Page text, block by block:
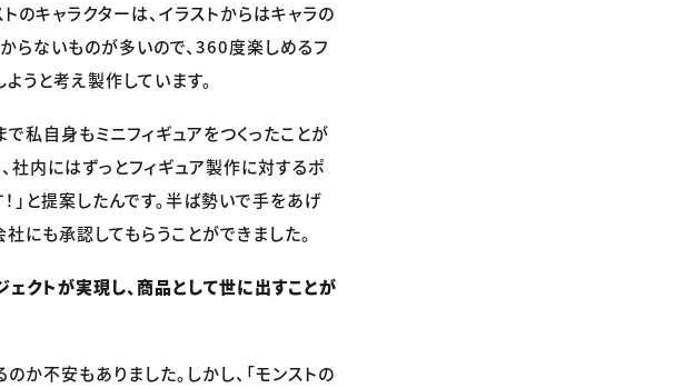
トのキャラクターは、イラストからはキャラの
らないものが多いので、360度楽しめるフ
ようと考え製作しています。
で私自身もミニフィギュアをつくったことが
、社内にはずっとフィギュア製作に対するポ
」と提案したんです。半ば勢いで手をあげ
社にも承認してもらうことができました。
クトが実現し、商品として世に出すことが
か不安もありました。しかし、「モンストの